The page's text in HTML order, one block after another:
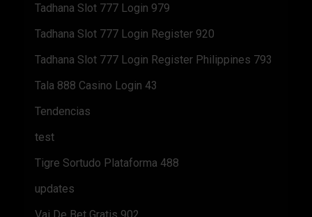
Tadhana Slot 777 Login 979
Tadhana Slot 777 Login Register 920
Tadhana Slot 777 Login Register Philippines 793
Tala 888 Casino Login 43
Tendencias
test
Tigre Sortudo Plataforma 488
updates
Vai De Bet Gratis 902